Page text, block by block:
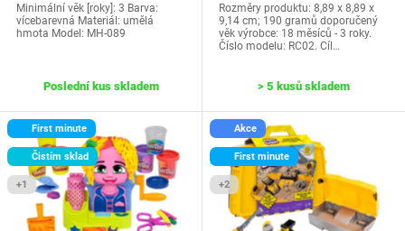
Minimální věk [roky]: 3 Barva:
vícebarevná Materiál: umělá
hmota Model: ‎MH-089
Poslední kus skladem
Rozměry produktu: 8,89 x 8,89 x
9,14 cm; 190 gramů doporučený
věk výrobce: 18 měsíců - 3 roky.
Číslo modelu: RC02. Cíl…
> 5 kusů skladem
First minute
Čistím sklad
+1
Akce
First minute
+2